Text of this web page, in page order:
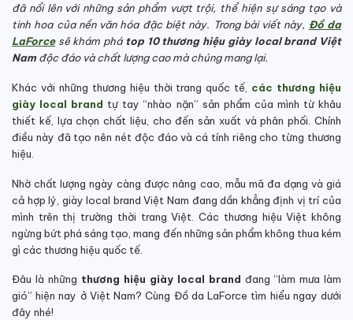
đã nổi lên với những sản phẩm vượt trội, thể hiện sự sáng tạo và
tinh hoa của nền văn hóa đặc biệt này. Trong bài viết này, Đồ da
LaForcesẽ khám phá top 10 thương hiệu giày local brand Việt
Nam độc đáo và chất lượng cao mà chúng mang lại.
Khác với những thương hiệu thời trang quốc tế, các thương hiệu
giày local brand tự tay “nhào nặn” sản phẩm của mình từ khâu
thiết kế, lựa chọn chất liệu, cho đến sản xuất và phân phối. Chính
điều này đã tạo nên nét độc đáo và cá tính riêng cho từng thương
hiệu.
Nhờ chất lượng ngày càng được nâng cao, mẫu mã đa dạng và giá
cả hợp lý, giày local brand Việt Nam đang dần khẳng định vị trí của
mình trên thị trường thời trang Việt. Các thương hiệu Việt không
ngừng bứt phá sáng tạo, mang đến những sản phẩm không thua kém
gì các thương hiệu quốc tế.
Đâu là những thương hiệu giày local brand đang “làm mưa làm
gió” hiện nay ở Việt Nam? Cùng Đồ da LaForce tìm hiểu ngay dưới
đây nhé!